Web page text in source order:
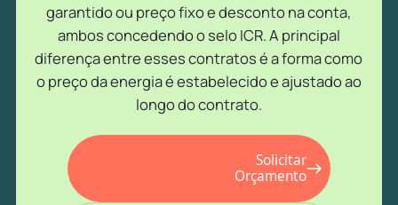
garantido ou preço fixo e desconto na conta,
ambos concedendo o selo ICR. A principal
diferença entre esses contratos é a forma como
o preço da energia é estabelecido e ajustado ao
longo do contrato.
Solicitar
Orçamento